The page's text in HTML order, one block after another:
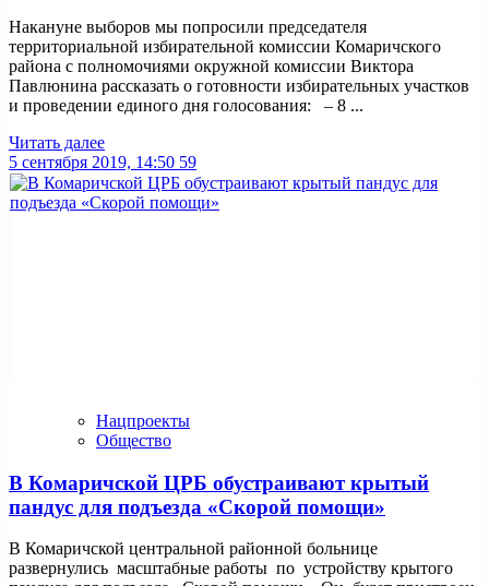
Накануне выборов мы попросили председателя
территориальной избирательной комиссии Комаричского
района с полномочиями окружной комиссии Виктора
Павлюнина рассказать о готовности избирательных участков
и проведении единого дня голосования: – 8 ...
Читать далее
5 сентября 2019, 14:50 59
Нацпроекты
Общество
В Комаричской ЦРБ обустраивают крытый
пандус для подъезда «Скорой помощи»
В Комаричской центральной районной больнице
развернулись масштабные работы по устройству крытого